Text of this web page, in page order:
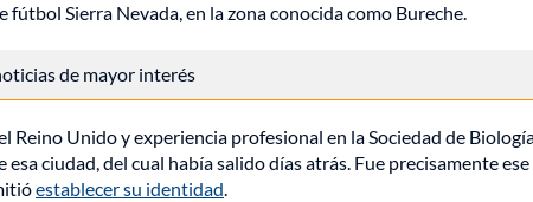
Sierra Nevada, en la zona conocida como Bureche.
de mayor interés
Unido y experiencia profesional en la Sociedad de
ciudad, del cual había salido días atrás. Fue precisamente ese
establecer su identidad.